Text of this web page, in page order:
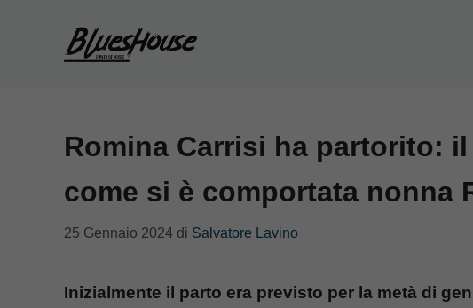
Romina Carrisi ha partorito:
come si è comportata nonna
25 Gennaio 2024 di Salvatore Lavino
Inizialmente il parto era previsto per la metà di